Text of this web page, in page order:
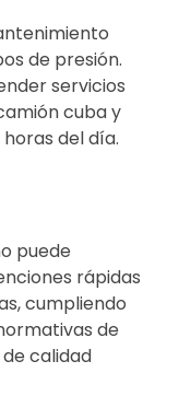
de presión.
servicios
cuba y
del día.
puede
rápidas
cumpliendo
de
calidad